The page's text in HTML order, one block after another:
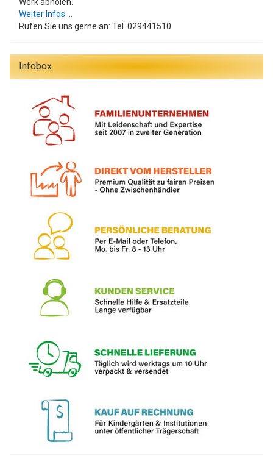
Werk abholen.
Weiter Infos....
Rufen Sie uns gerne an: Tel. 029441510
Infobox